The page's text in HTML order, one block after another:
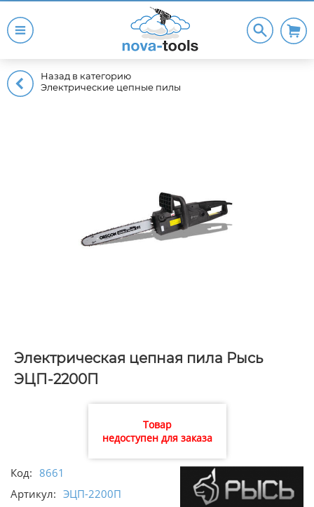
Назад в категорию
Электрические цепные пилы
Электрическая цепная пила Рысь
ЭЦП-2200П
Товар
недоступен для заказа
Код: 8661
Артикул: ЭЦП-2200П